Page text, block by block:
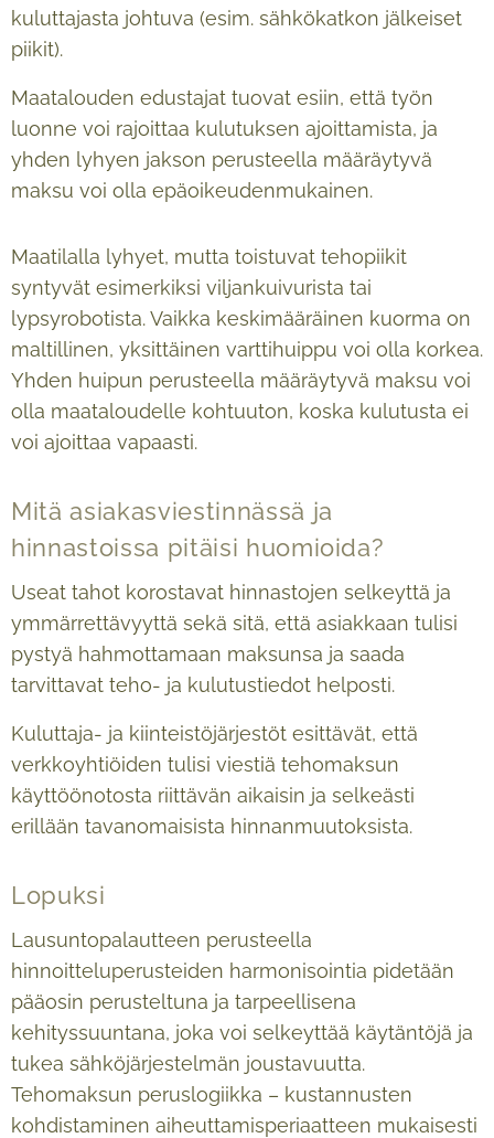
kuluttajasta johtuva (esim. sähkökatkon jälkeiset
piikit).
Maatalouden edustajat tuovat esiin, että työn
luonne voi rajoittaa kulutuksen ajoittamista, ja
yhden lyhyen jakson perusteella määräytyvä
maksu voi olla epäoikeudenmukainen.
Maatilalla lyhyet, mutta toistuvat tehopiikit
syntyvät esimerkiksi viljankuivurista tai
lypsyrobotista. Vaikka keskimääräinen kuorma on
maltillinen, yksittäinen varttihuippu voi olla korkea.
Yhden huipun perusteella määräytyvä maksu voi
olla maataloudelle kohtuuton, koska kulutusta ei
voi ajoittaa vapaasti.
Mitä asiakasviestinnässä ja
hinnastoissa pitäisi huomioida?
Useat tahot korostavat hinnastojen selkeyttä ja
ymmärrettävyyttä sekä sitä, että asiakkaan tulisi
pystyä hahmottamaan maksunsa ja saada
tarvittavat teho- ja kulutustiedot helposti.
Kuluttaja- ja kiinteistöjärjestöt esittävät, että
verkkoyhtiöiden tulisi viestiä tehomaksun
käyttöönotosta riittävän aikaisin ja selkeästi
erillään tavanomaisista hinnanmuutoksista.
Lopuksi
Lausuntopalautteen perusteella
hinnoitteluperusteiden harmonisointia pidetään
pääosin perusteltuna ja tarpeellisena
kehityssuuntana, joka voi selkeyttää käytäntöjä ja
tukea sähköjärjestelmän joustavuutta.
Tehomaksun peruslogiikka – kustannusten
kohdistaminen aiheuttamisperiaatteen mukaisesti